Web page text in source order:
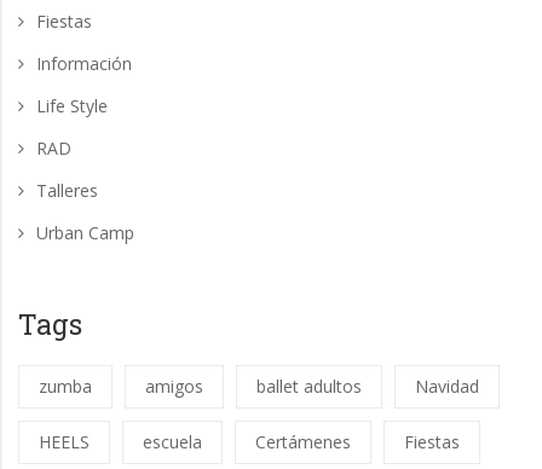
Fiestas
Información
Life Style
RAD
Talleres
Urban Camp
Tags
zumba amigos ballet adultos Navidad
HEELS escuela Certámenes Fiestas